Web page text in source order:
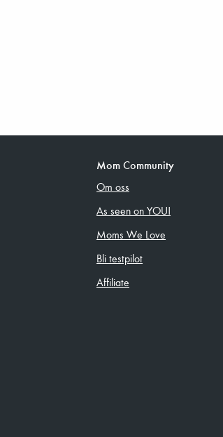
Mom Community
Om oss
As seen on YOU!
Moms We Love
Bli testpilot
Affiliate